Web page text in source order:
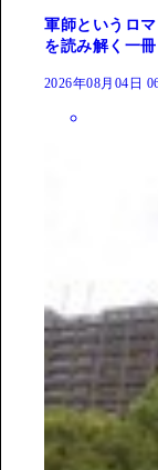
軍師というロ
を読み解く一
2026年08月04日